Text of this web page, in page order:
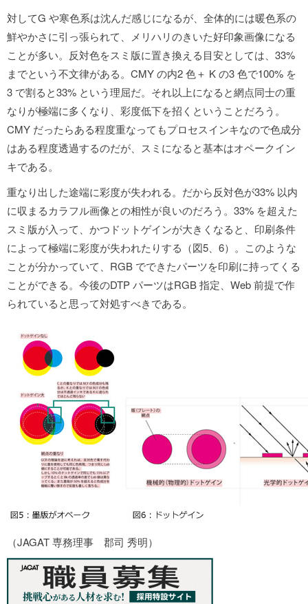
対してG や寒色系は沈んだ感じになるが、全体的には暖色系の
鮮やかさに引っ張られて、メリハリのきいた好印象画像になる
ことが多い。反対色をスミ版に置き換える目安としては、33%
までという不文律がある。CMY の内2 色＋ K の3 色で100% を
3 で割ると33% という理屈だ。それ以上になると網点同士の重
なりが極端に多くなり、彩度低下を招くということだろう。
CMY だったらある程度重なってもプロセスインキなので色成分
はある程度透過するのだが、スミになると基本はオペークイン
キである。
重なり出した途端に彩度が失われる。だから反対色が33% 以内
に収まるカラフル画像との相性が良いのだろう。33% を超えた
スミ版が入って、かつドットゲインが大きくなると、印刷条件
によって極端に彩度が失われたりする（図5、6）。このような
ことが分かっていて、RGB でできたパーツを印刷に持ってくる
ことができる。今後のDTP パーツはRGB 指定、Web 前提で作
られていると思って対処すべきである。
（JAGAT 専務理事 郡司 秀明）